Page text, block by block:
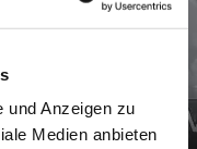
und Anzeigen zu
Medien anbieten